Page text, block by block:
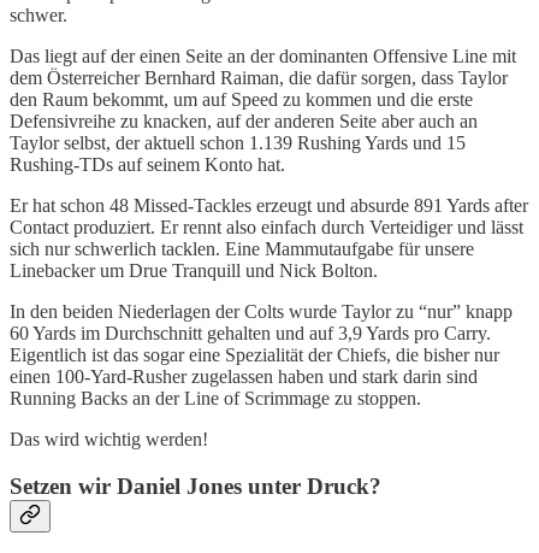
schwer.
Das liegt auf der einen Seite an der dominanten Offensive Line mit
dem Österreicher Bernhard Raiman, die dafür sorgen, dass Taylor
den Raum bekommt, um auf Speed zu kommen und die erste
Defensivreihe zu knacken, auf der anderen Seite aber auch an
Taylor selbst, der aktuell schon 1.139 Rushing Yards und 15
Rushing-TDs auf seinem Konto hat.
Er hat schon 48 Missed-Tackles erzeugt und absurde 891 Yards after
Contact produziert. Er rennt also einfach durch Verteidiger und lässt
sich nur schwerlich tacklen. Eine Mammutaufgabe für unsere
Linebacker um Drue Tranquill und Nick Bolton.
In den beiden Niederlagen der Colts wurde Taylor zu “nur” knapp
60 Yards im Durchschnitt gehalten und auf 3,9 Yards pro Carry.
Eigentlich ist das sogar eine Spezialität der Chiefs, die bisher nur
einen 100-Yard-Rusher zugelassen haben und stark darin sind
Running Backs an der Line of Scrimmage zu stoppen.
Das wird wichtig werden!
Setzen wir Daniel Jones unter Druck?